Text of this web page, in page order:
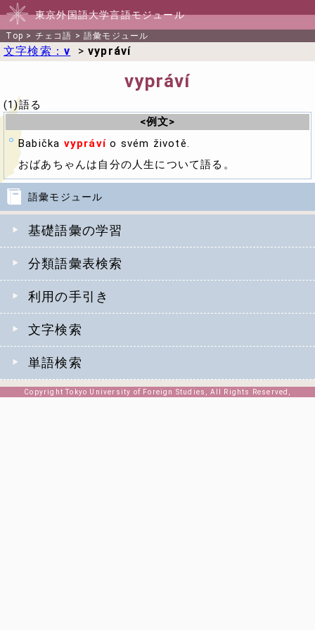
東京外国語大学言語モジュール
Top > チェコ語 >語彙モジュール
語彙モジュール
基礎語彙の学習
分類語彙表検索
利用の手引き
文字検索
単語検索
文字検索： v >vypráví
vypráví
(1)語る
<例文>
Babička vypráví o svém životě.
おばあちゃんは自分の人生について語る。
Copyright Tokyo University of Foreign Studies, All Rights Reserved,